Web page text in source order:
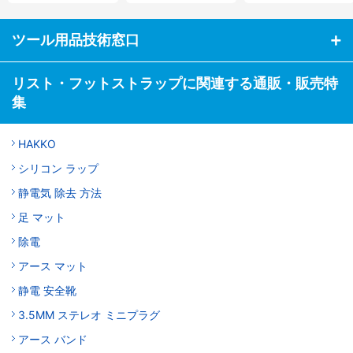
ツール用品技術窓口
リスト・フットストラップに関連する通販・販売特
集
HAKKO
シリコン ラップ
静電気 除去 方法
足 マット
除電
アース マット
静電 安全靴
3.5MM ステレオ ミニプラグ
アース バンド